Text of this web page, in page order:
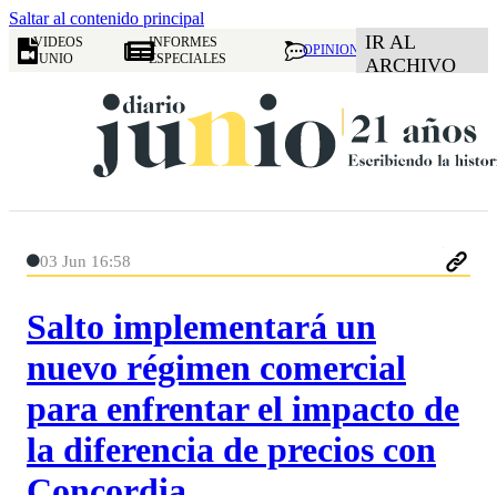
Saltar al contenido principal
VIDEOS
JUNIO
INFORMES
ESPECIALES
OPINION IR AL
ARCHIVO
03 Jun 16:58
Salto implementará un
nuevo régimen comercial
para enfrentar el impacto de
la diferencia de precios con